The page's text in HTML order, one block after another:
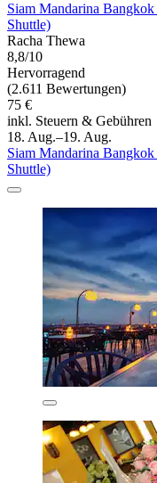
Siam Mandarina
Shuttle)
Racha Thewa
8,8/10
Hervorragend
(2.611 Bewertungen)
75 €
inkl. Steuern & Gebühren
18. Aug.–19. Aug.
Siam Mandarina
Shuttle)